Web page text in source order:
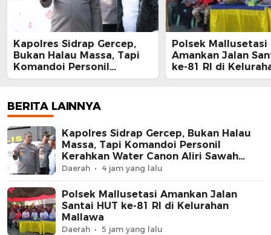
Kapolres Sidrap Gercep,
Bukan Halau Massa, Tapi
Komandoi Personil
Kerahkan Water Canon
Polsek Mallusetasi
Amankan Jalan
ke-81 RI di
Mallawa
BERITA LAINNYA
Kapolres Sidrap Gercep, Bukan Halau
Massa, Tapi Komandoi Personil
Kerahkan Water Canon Aliri Sawah
Petani
Daerah 4 jam yang lalu
Polsek Mallusetasi Amankan Jalan
Santai HUT ke-81 RI di Kelurahan
Mallawa
Daerah 5 jam yang lalu